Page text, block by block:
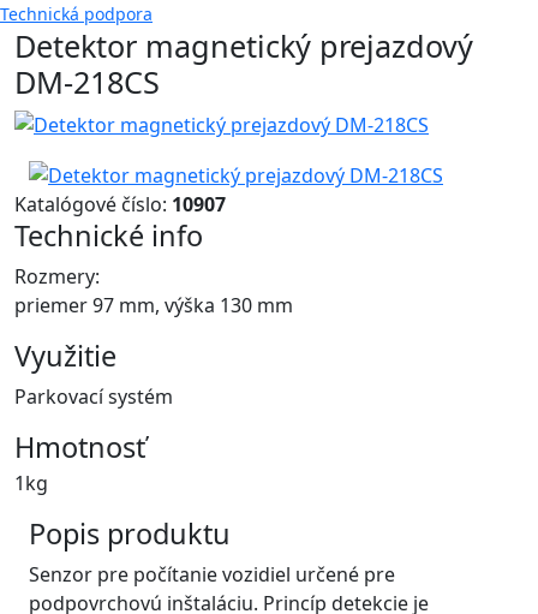
Technická podpora
Detektor magnetický prejazdový
DM-218CS
Katalógové číslo: 10907
Technické info
Rozmery:
priemer 97 mm, výška 130 mm
Využitie
Parkovací systém
Hmotnosť
1kg
Popis produktu
Senzor pre počítanie vozidiel určené pre
podpovrchovú inštaláciu. Princíp detekcie je